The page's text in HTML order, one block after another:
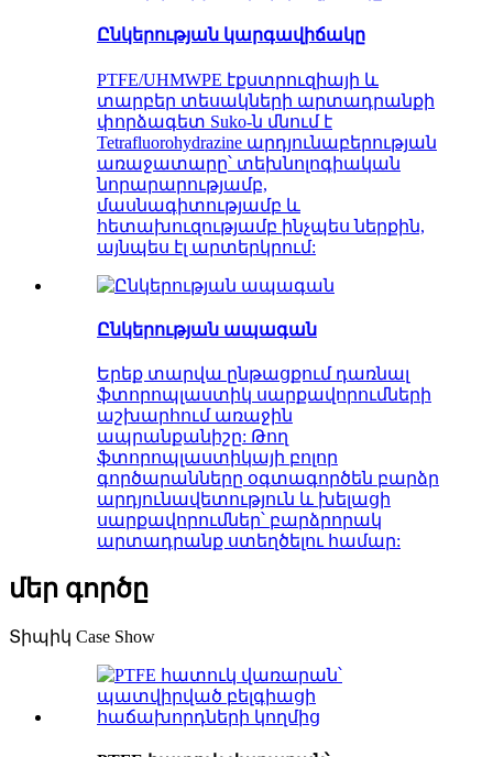
Ընկերության կարգավիճակը
PTFE/UHMWPE էքստրուզիայի և
տարբեր տեսակների արտադրանքի
փորձագետ Suko-ն մնում է
Tetrafluorohydrazine արդյունաբերության
առաջատարը՝ տեխնոլոգիական
նորարարությամբ,
մասնագիտությամբ և
հետախուզությամբ ինչպես ներքին,
այնպես էլ արտերկրում:
Ընկերության ապագան
Երեք տարվա ընթացքում դառնալ
ֆտորոպլաստիկ սարքավորումների
աշխարհում առաջին
ապրանքանիշը: Թող
ֆտորոպլաստիկայի բոլոր
գործարանները օգտագործեն բարձր
արդյունավետություն և խելացի
սարքավորումներ՝ բարձրորակ
արտադրանք ստեղծելու համար:
մեր գործը
Տիպիկ Case Show